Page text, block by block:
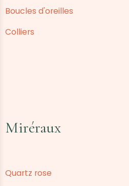
Boucles d'oreilles
Colliers
Miréraux
Quartz rose